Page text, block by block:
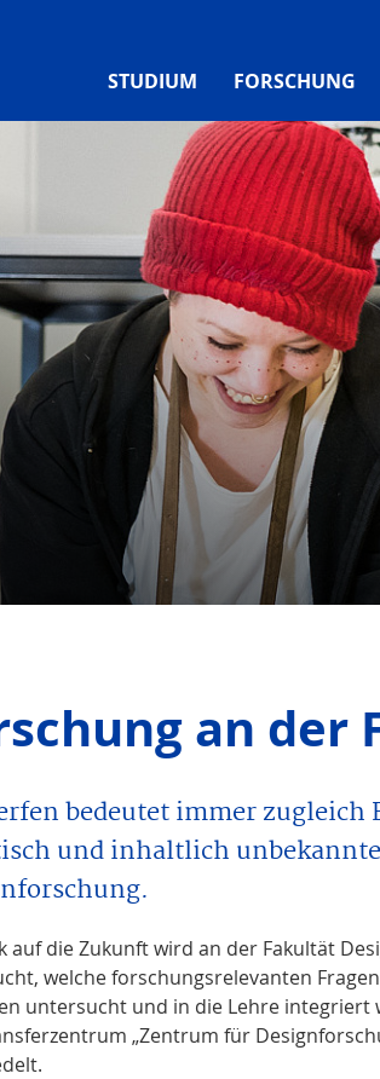
STUDIUM FORSCHUNG
an der
bedeutet immer
und inhaltlich
auf die Zukunft wird an der Fakultät
welche forschungsrelevanten
untersucht und in die Lehre integriert
„Zentrum für